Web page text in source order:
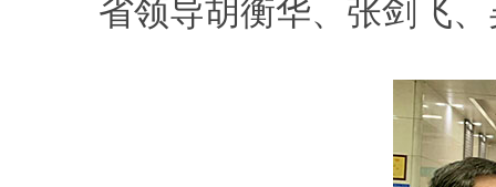
省领导胡衡华、张剑飞